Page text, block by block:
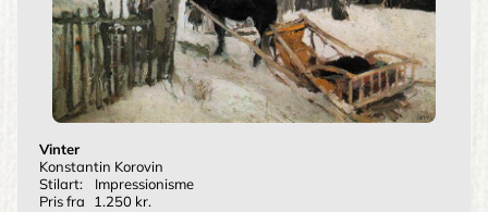
Vinter
Konstantin Korovin
Stilart:
Impressionisme
Pris fra
1.250 kr.